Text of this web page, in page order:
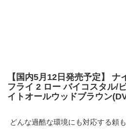
【国内5月12日発売予定】
フライ 2 ロー バイコスタル/
イトオールウッドブラウン
どんな過酷な環境にも対応する頼